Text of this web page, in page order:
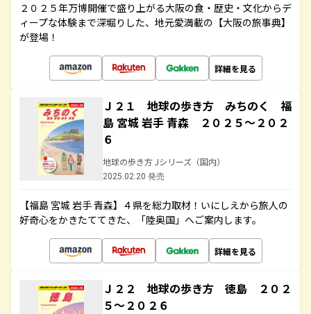
２０２５年万博開催で盛り上がる大阪の食・歴史・文化からデ
ィープな体験まで深堀りした、地元愛満載の【大阪の旅事典】
が登場！
詳細を見る
Ｊ２１ 地球の歩き方 みちのく 福
島 宮城 岩手 青森 ２０２５～２０２
６
地球の歩き方 Jシリーズ（国内）
2025.02.20 発売
【福島 宮城 岩手 青森】４県を総力取材！いにしえから旅人の
好奇心をかきたててきた、「陸奥国」へご案内します。
詳細を見る
Ｊ２２ 地球の歩き方 徳島 ２０２
５～２０２６